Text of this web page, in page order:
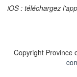
iOS : téléchargez
Copyright Province